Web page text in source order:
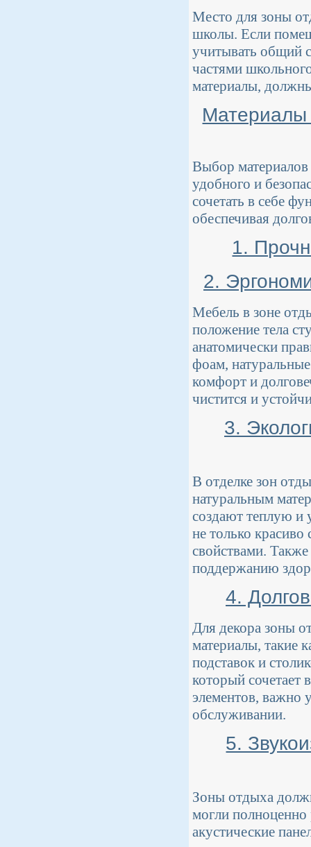
Место для зоны
школы. Если
учитывать общий
частями
материалы,
Материалы
Выбор
удобного и
сочетать в себе
обеспечивая
1.
2.
Мебель в зоне
положение тела
анатомически
фоам,
комфорт и
чистится и
3.
В отделке зон
натуральным
создают теплую и
не только
свойствами.
поддержанию
4.
Для декора зоны
материалы, такие
подставок и
который сочетает
элементов, важно
обслуживании.
5.
Зоны отдыха
могли полноценно
акустические